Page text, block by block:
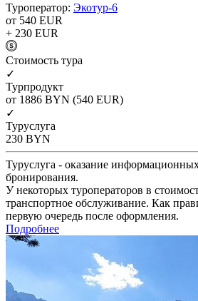
Туроператор: Экотур-6
от 540 EUR
+ 230 EUR
Cтоимость тура
✓
Турпродукт
от 1886 BYN (540 EUR)
✓
Туруслуга
230 BYN
Туруслуга - оказание
бронирования.
У некоторых туроператоров в
транспортное обслуживание. Как
первую очередь после оформления.
Подробнее